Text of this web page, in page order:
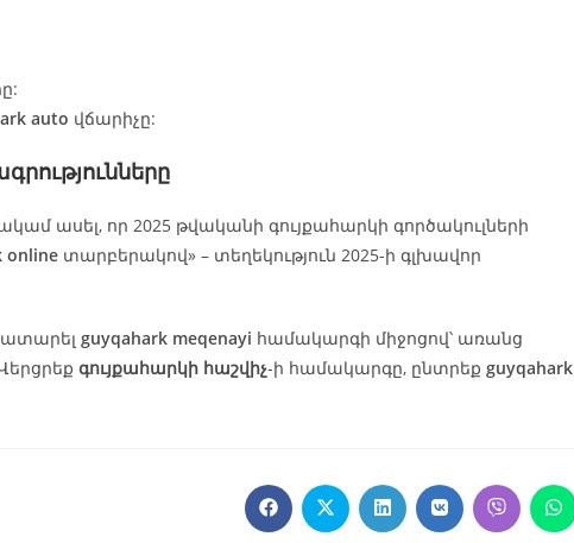
auto վճարիչը:
ասել, որ 2025 թվականի գույքահարկի գործակուլների
online տարբերակով» – տեղեկություն 2025-ի գլխավոր
guyqahark meqenayi համակարգի միջոցով՝ առանց
գույքահարկի հաշվիչ-ի համակարգը, ընտրեք guyqahark